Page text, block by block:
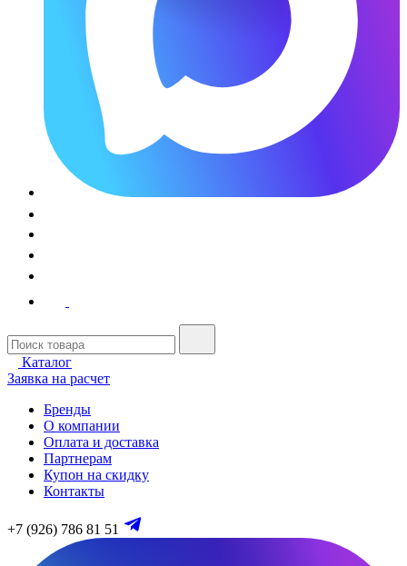
Каталог
Заявка на расчет
Бренды
О компании
Оплата и доставка
Партнерам
Купон на скидку
Контакты
+7 (926) 786 81 51